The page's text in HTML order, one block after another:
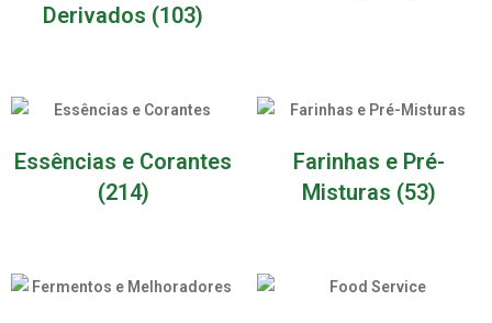
Derivados (103)
Essências e Corantes
(214)
Farinhas e Pré-
Misturas (53)